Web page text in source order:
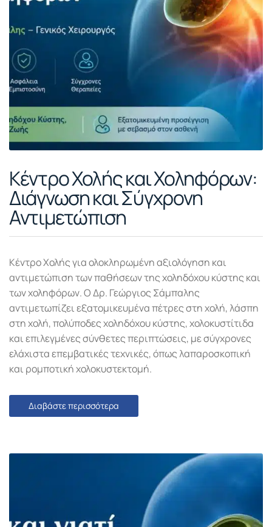
Κέντρο Χολής και Χοληφόρων:
Διάγνωση και Σύγχρονη
Αντιμετώπιση
Κέντρο Χολής για ολοκληρωμένη αξιολόγηση και
αντιμετώπιση των παθήσεων της χοληδόχου κύστης και
των χοληφόρων. Ο Δρ. Γεώργιος Σάμπαλης
αντιμετωπίζει εξατομικευμένα πέτρες στη χολή, λάσπη
στη χολή, πολύποδες χοληδόχου κύστης, χολοκυστίτιδα
και επιλεγμένες σύνθετες περιπτώσεις, με σύγχρονες
ελάχιστα επεμβατικές τεχνικές, όπως λαπαροσκοπική
και ρομποτική χολοκυστεκτομή.
Διαβάστε περισσότερα